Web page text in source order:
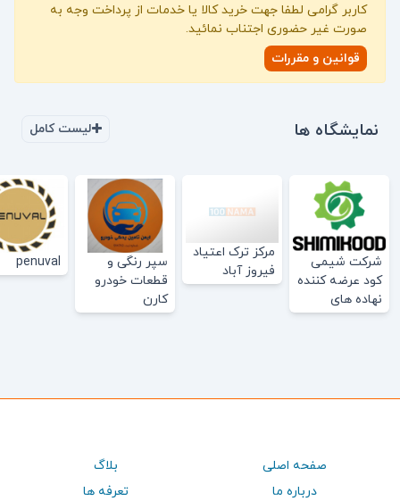
کاربر گرامی لطفا جهت خرید کالا یا خدمات از پرداخت وجه به
صورت غیر حضوری اجتناب نمائید.
قوانین و مقررات
نمایشگاه ها لیست کامل
شرکت شیمی
کود عرضه کننده
نهاده های
کشاورزی
مرکز ترک اعتیاد
فیروز آباد
سپر رنگی و
قطعات خودرو
کارن
penuval
صفحه اصلی
بلاگ
درباره ما
تعرفه ها